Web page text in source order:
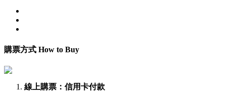
購票方式 How to Buy
線上購票 ：信用卡付款